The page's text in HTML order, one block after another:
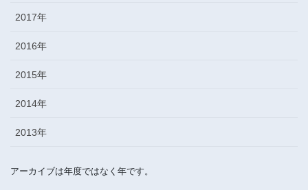
2017年
2016年
2015年
2014年
2013年
アーカイブは年度ではなく年です。